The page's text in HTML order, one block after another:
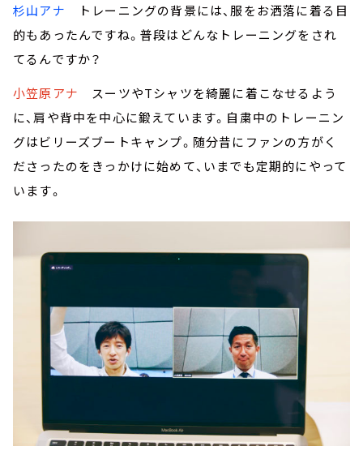
杉山アナ トレーニングの背景には、服をお洒落に着る目
的もあったんですね。普段はどんなトレーニングをされ
てるんですか？
小笠原アナ スーツやTシャツを綺麗に着こなせるよう
に、肩や背中を中心に鍛えています。自粛中のトレーニン
グはビリーズブートキャンプ。随分昔にファンの方がく
ださったのをきっかけに始めて、いまでも定期的にやって
います。